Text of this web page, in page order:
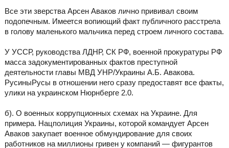
Все эти зверства Арсен Аваков лично прививал своим
подопечным. Имеется вопиющий факт публичного расстрела
в голову маленького мальчика перед строем личного состава.
У УССР, руководства ЛДНР, СК РФ, военной прокуратуры РФ
масса задокументированных фактов преступной
деятельности главы МВД УНР/Украины А.Б. Авакова.
РусиныРусы в отношении него сразу предоставят все факты,
улики на украинском Нюрнберге 2.0.
б). О военных коррупционных схемах на Украине. Для
примера. Нацполиция Украины, которой командует Арсен
Аваков закупает военное обмундирование для своих
работников на миллионы гривен у компаний — фигурантов